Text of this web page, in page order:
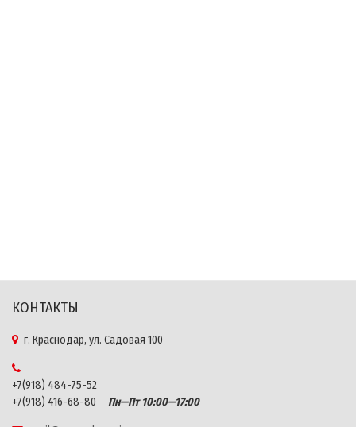
КОНТАКТЫ
г. Краснодар, ул. Садовая 100
+7(918) 484-75-52
+7(918) 416-68-80
Пн—Пт 10:00—17:00